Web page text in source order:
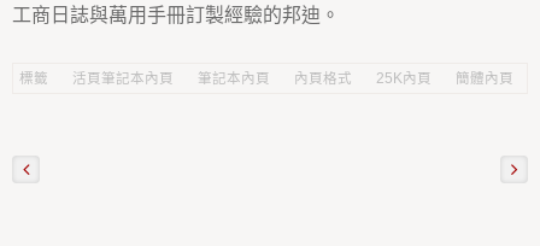
工商日誌與萬用手冊訂製經驗的邦迪。
標籤 活頁筆記本內頁 筆記本內頁 內頁格式 25K內頁 簡體內頁